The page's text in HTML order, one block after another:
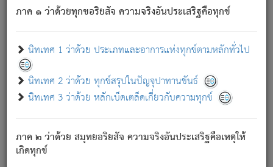
ภาค ๑ ว่าด้วยทุกขอริยสัจ ความจริงอันประเสริฐคือทุกข์
นิทเทศ 1 ว่าด้วย ประเภทและอาการแห่งทุกข์ตามหลักทั่วไป
นิทเทศ 2 ว่าด้วย ทุกข์สรุปในปัญจุปาทานขันธ์
นิทเทศ 3 ว่าด้วย หลักเบ็ดเตล็ดเกี่ยวกับความทุกข์
ภาค ๒ ว่าด้วย สมุทยอริยสัจ ความจริงอันประเสริฐคือเหตุให้
เกิดทุกข์
ภพ ว่ามีได้เพราะวิภพ[2]: เรากล่าวว่า สมณะหรือพราหมณ์ทั้ง
ปวงนั้น ก็ยังสลัดภพออกไปไม่ได้.
ก็ทุกข์นี้มีขึ้น เพราะอาศัยซึ่งอุปธิทั้งปวง.
เพราะความสิ้นไปแห่งอุปาทานทั้งปวง ความเกิดขึ้นแห่ง
ทุกข์จึงไม่มี.
ท่านจงดูโลกนี้เถิด (จะเห็นว่า) สัตว์ทั้งหลายอันอวิชาหนา
แน่นบังหนาแล้ว; และว่า สัตว์ผู้ยินดีในภพอันเป็นแล้วนั้น ย่อม
อันเป็นไปในที่หรือเวลาทั้งปวง[3]เพื่อความมีแห่งประโยชน์โดย
ประการทั้งปวง; ภพทั้งหลายทั้งหมดนั้น ไม่เที่ยง เป็นทุกข์ มี
ความแปรปรวนเป็นธรรมดา.